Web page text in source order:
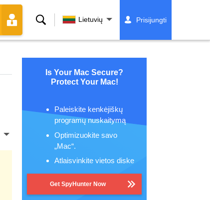
Paieška Lietuvių Prisijungti
Is Your Mac Secure?
Protect Your Mac!
Paleiskite kenkėjiškų
programų nuskaitymą
Optimizuokite savo
„Mac“.
Atlaisvinkite vietos diske
Get SpyHunter Now